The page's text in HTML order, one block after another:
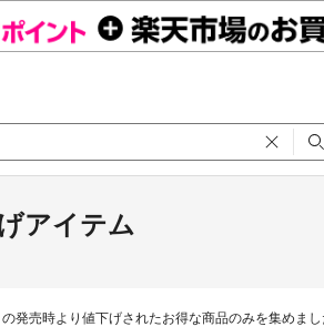
アイテム
発売時より値下げされたお得な商品のみを集めま